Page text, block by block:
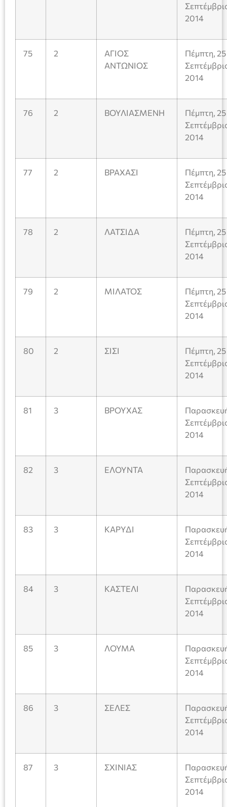
2014
75 2
ΑΓΙΟΣ
ΑΝΤΩΝΙΟΣ
Πέμπτη, 25
2014
76 2 ΒΟΥΛΙΑΣΜΕΝΗ
Πέμπτη, 25
2014
77 2 ΒΡΑΧΑΣΙ
Πέμπτη, 25
2014
78 2 ΛΑΤΣΙΔΑ
Πέμπτη, 25
2014
79 2 ΜΙΛΑΤΟΣ
Πέμπτη, 25
2014
80 2 ΣΙΣΙ
Πέμπτη, 25
2014
81 3 ΒΡΟΥΧΑΣ
2014
82 3 ΕΛΟΥΝΤΑ
2014
83 3 ΚΑΡΥΔΙ
2014
84 3 ΚΑΣΤΕΛΙ
2014
85 3 ΛΟΥΜΑ
2014
86 3 ΣΕΛΕΣ
2014
87 3 ΣΧΙΝΙΑΣ
2014